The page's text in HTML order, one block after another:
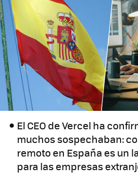
El CEO de Vercel ha
muchos sospechaban:
remoto en España es un
para las empresas